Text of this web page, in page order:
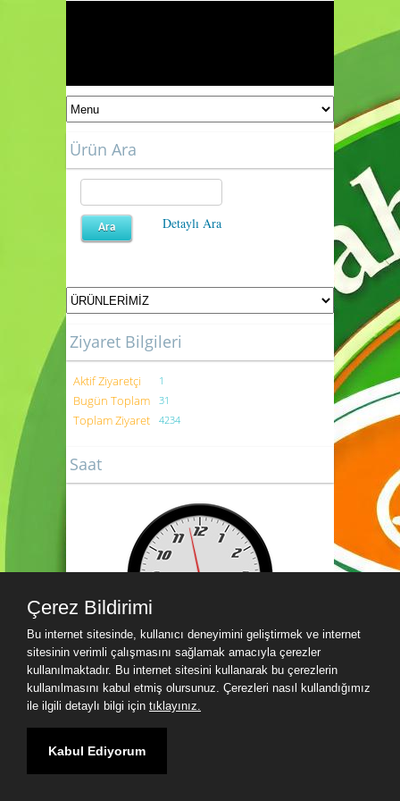
Ürün Ara
Detaylı Ara
Ziyaret Bilgileri
Aktif Ziyaretçi 1
Bugün Toplam 31
Toplam Ziyaret 4234
Saat
Yer sağlayıcı: Yurdum Yazılım
Çerez Bildirimi
Bu internet sitesinde, kullanıcı deneyimini geliştirmek ve internet
sitesinin verimli çalışmasını sağlamak amacıyla çerezler
kullanılmaktadır. Bu internet sitesini kullanarak bu çerezlerin
kullanılmasını kabul etmiş olursunuz. Çerezleri nasıl kullandığımız
ile ilgili detaylı bilgi için tıklayınız.
Kabul Ediyorum